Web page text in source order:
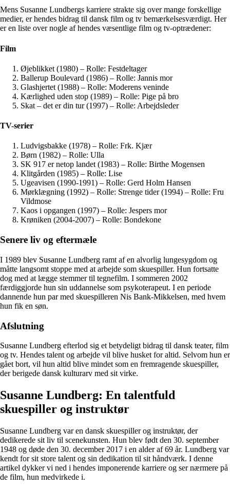
Mens Susanne Lundbergs karriere strakte sig over mange forskellige
medier, er hendes bidrag til dansk film og tv bemærkelsesværdigt. Her
er en liste over nogle af hendes væsentlige film og tv-optrædener:
Film
Øjeblikket (1980) – Rolle: Festdeltager
Ballerup Boulevard (1986) – Rolle: Jannis mor
Glashjertet (1988) – Rolle: Moderens veninde
Kærlighed uden stop (1989) – Rolle: Pige på bro
Skat – det er din tur (1997) – Rolle: Arbejdsleder
TV-serier
Ludvigsbakke (1978) – Rolle: Frk. Kjær
Børn (1982) – Rolle: Ulla
SK 917 er netop landet (1983) – Rolle: Birthe Mogensen
Klitgården (1985) – Rolle: Lise
Ugeavisen (1990-1991) – Rolle: Gerd Holm Hansen
Mørklægning (1992) – Rolle: Strenge tider (1994) – Rolle: Fru
Vildmose
Kaos i opgangen (1997) – Rolle: Jespers mor
Krøniken (2004-2007) – Rolle: Bondekone
Senere liv og eftermæle
I 1989 blev Susanne Lundberg ramt af en alvorlig lungesygdom og
måtte langsomt stoppe med at arbejde som skuespiller. Hun fortsatte
dog med at lægge stemmer til tegnefilm. I sommeren 2002
færdiggjorde hun sin uddannelse som psykoterapeut. I en periode
dannende hun par med skuespilleren Nis Bank-Mikkelsen, med hvem
hun fik en søn.
Afslutning
Susanne Lundberg efterlod sig et betydeligt bidrag til dansk teater, film
og tv. Hendes talent og arbejde vil blive husket for altid. Selvom hun er
gået bort, vil hun altid blive mindet som en fremragende skuespiller,
der berigede dansk kulturarv med sit virke.
Susanne Lundberg: En talentfuld
skuespiller og instruktør
Susanne Lundberg var en dansk skuespiller og instruktør, der
dedikerede sit liv til scenekunsten. Hun blev født den 30. september
1948 og døde den 30. december 2017 i en alder af 69 år. Lundberg var
kendt for sit store talent og sin dedikation til sit håndværk. I denne
artikel dykker vi ned i hendes imponerende karriere og ser nærmere på
de film, hun medvirkede i.